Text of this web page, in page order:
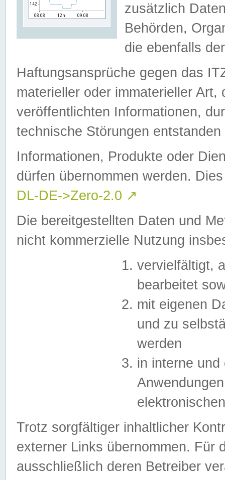
zusätzlich
Behörden,
die ebenfalls
Haftungsansprüche gegen das
materieller oder immaterieller
veröffentlichten Informationen,
technische Störungen
Informationen, Produkte oder
dürfen übernommen werden.
DL-DE->Zero-2.0 ↗
Die bereitgestellten Daten und
nicht kommerzielle Nutzung
vervielfältigt,
bearbeitet
mit eigenen
und zu
werden
in interne
Trotz sorgfältiger inhaltlicher
externer Links übernommen. Für
ausschließlich deren Betreiber